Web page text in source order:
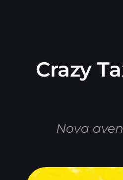
Crazy
Nova